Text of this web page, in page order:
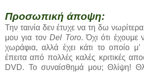
Προσωπική άποψη:
Την ταινία δεν έτυχε να τη δω
μου για τονDel Toro. Όχι ότι έχουμε
χωράφια, αλλά έχει κάτι το οποίο μ’
έπειτα από πολλές καλές κριτικές
DVD. Το συναίσθημά μου; Θλίψη!